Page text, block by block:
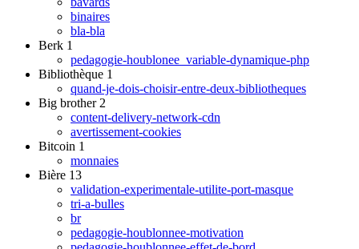
binaires
bla-bla
Berk 1
pedagogie-houblonee_variable-dynamique-php
Bibliothèque 1
quand-je-dois-choisir-entre-deux-bibliotheques
Big brother 2
content-delivery-network-cdn
avertissement-cookies
Bitcoin 1
monnaies
Bière 13
validation-experimentale-utilite-port-masque
tri-a-bulles
br
pedagogie-houblonnee-motivation